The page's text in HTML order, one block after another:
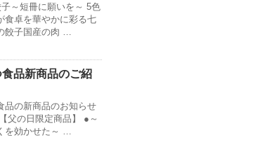
～短冊に願いを～ 5色
食卓を華やかに彩る七
餃子国産の肉 …
品新商品のご紹
品の新商品のお知らせ
父の日限定商品】 ●～
を効かせた～ …